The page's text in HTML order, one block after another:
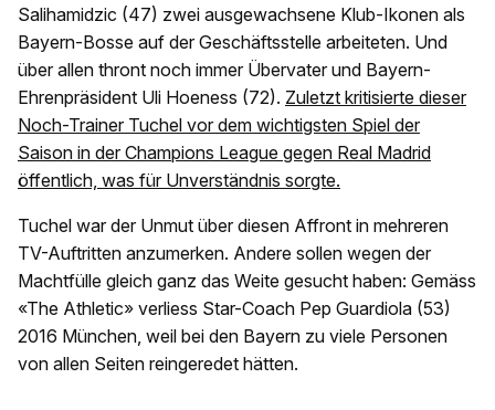
Salihamidzic (47) zwei ausgewachsene Klub-Ikonen als
Bayern-Bosse auf der Geschäftsstelle arbeiteten. Und
über allen thront noch immer Übervater und Bayern-
Ehrenpräsident Uli Hoeness (72). Zuletzt kritisierte dieser
Noch-Trainer Tuchel vor dem wichtigsten Spiel der
Saison in der Champions League gegen Real Madrid
öffentlich, was für Unverständnis sorgte.
Tuchel war der Unmut über diesen Affront in mehreren
TV-Auftritten anzumerken. Andere sollen wegen der
Machtfülle gleich ganz das Weite gesucht haben: Gemäss
«The Athletic» verliess Star-Coach Pep Guardiola (53)
2016 München, weil bei den Bayern zu viele Personen
von allen Seiten reingeredet hätten.